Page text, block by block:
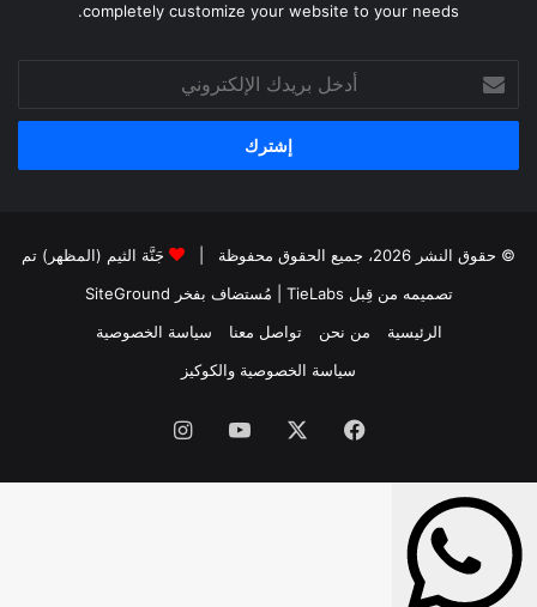
completely customize your website to your needs.
بريدك
الإلكتروني
© حقوق النشر 2026، جميع الحقوق محفوظة |
جَنَّة الثيم (المظهر) تم
تصميمه من قِبل TieLabs
| مُستضاف بفخر SiteGround
الرئيسية
من نحن تواصل معنا
سياسة الخصوصية
سياسة الخصوصية والكوكيز
فيسبوك ‫YouTubeانستقرام